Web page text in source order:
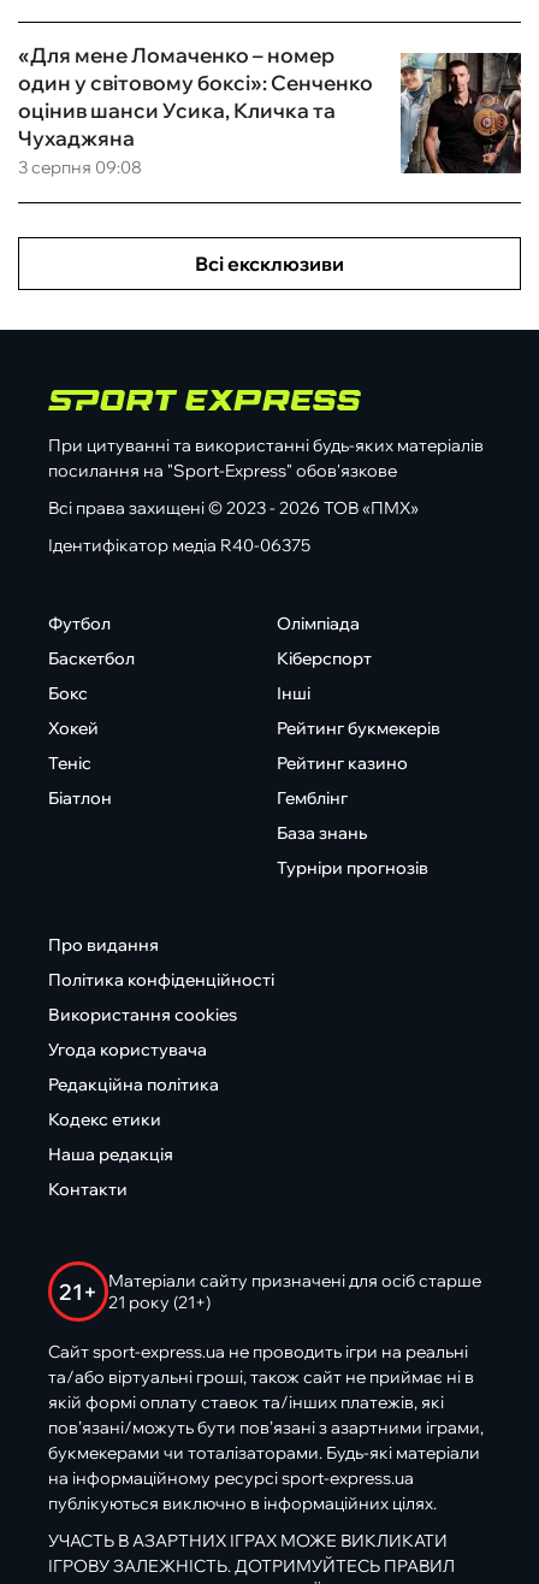
3 серпня 09:08
«Для мене Ломаченко – номер
один у світовому боксі»: Сенченко
оцінив шанси Усика, Кличка та
Чухаджяна
Всі ексклюзиви
При цитуванні та використанні будь-яких матеріалів
посилання на "Sport-Express" обов'язкове
Всі права захищені © 2023 - 2026 ТОВ «ПМХ»
Ідентифікатор медіа R40-06375
Футбол
Баскетбол
Бокс
Хокей
Теніс
Біатлон
Олімпіада
Кіберспорт
Інші
Рейтинг букмекерів
Рейтинг казино
Гемблінг
База знань
Турніри прогнозів
Про видання
Політика конфіденційності
Використання cookies
Угода користувача
Редакційна політика
Кодекс етики
Наша редакція
Контакти
21+
Матеріали сайту призначені для осіб старше
21 року (21+)
Сайт sport-express.ua не проводить ігри на реальні
та/або віртуальні гроші, також сайт не приймає ні в
якій формі оплату ставок та/інших платежів, які
пов’язані/можуть бути пов’язані з азартними іграми,
букмекерами чи тоталізаторами. Будь-які матеріали
на інформаційному ресурсі sport-express.ua
публікуються виключно в інформаційних цілях.
УЧАСТЬ В АЗАРТНИХ ІГРАХ МОЖЕ ВИКЛИКАТИ
ІГРОВУ ЗАЛЕЖНІСТЬ. ДОТРИМУЙТЕСЬ ПРАВИЛ